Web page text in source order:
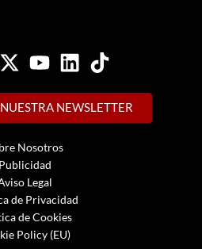
NEWSLETTER
Nosotros
Publicidad
Legal
de Privacidad
de Cookies
Policy (EU)